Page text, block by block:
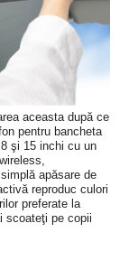
aceasta după ce
pentru bancheta
şi 15 inchi cu un
apăsare de
reproduc culori
preferate la
scoateţi pe copii